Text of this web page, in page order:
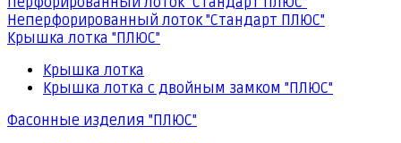
Неперфорированный лоток "Стандарт ПЛЮС"
Крышка лотка "ПЛЮС"
Крышка лотка
Крышка лотка с двойным замком "ПЛЮС"
Фасонные изделия "ПЛЮС"